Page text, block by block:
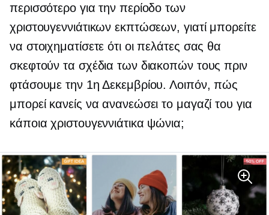
περισσότερο για την περίοδο των
χριστουγεννιάτικων εκπτώσεων, γιατί μπορείτε
να στοιχηματίσετε ότι οι πελάτες σας θα
σκεφτούν τα σχέδια των διακοπών τους πριν
φτάσουμε την 1η Δεκεμβρίου. Λοιπόν, πώς
μπορεί κανείς να ανανεώσει το μαγαζί του για
κάποια χριστουγεννιάτικα ψώνια;